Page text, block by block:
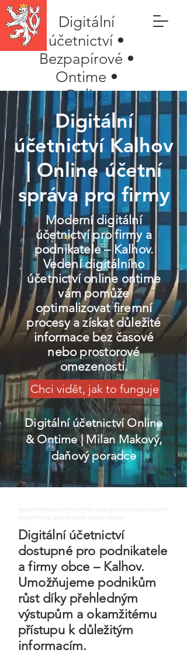
Digitální
účetnictví •
Bezpapírové •
Ontime •
Online
Digitální
účetnictví Kalhov
| Online účetní
správa pro firmy
Moderní digitální
účetnictví pro firmy a
podnikatele – Kalhov.
Vedení digitálního
účetnictví online ontime
vám pomůže
optimalizovat firemní
procesy a získat důležité
informace bez časové
nebo prostorové
omezenosti.
Chci vidět, jak to funguje
Digitální účetnictví Online
& Ontime| Milan Makový,
daňový poradce
digitalni uctnictvi, online uctnictvi, bezpapirove uctnictvi, moderni
digitalni firma, uctarna online, ontime uctovani
Digitální účetnictví
dostupné pro podnikatele
a firmy obce – Kalhov.
Umožňujeme podnikům
růst díky přehledným
výstupům a okamžitému
přístupu k důležitým
informacím.